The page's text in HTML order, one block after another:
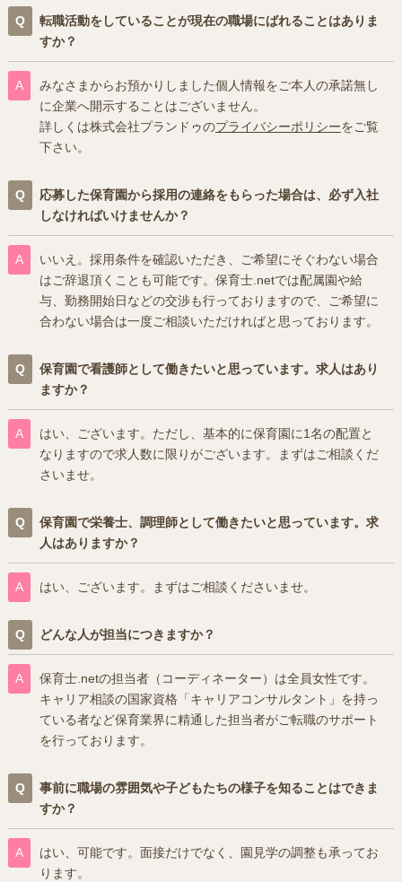
転職活動をしていることが現在の職場にばれることはありま
すか？
みなさまからお預かりしました個人情報をご本人の承諾無し
に企業へ開示することはございません。
詳しくは株式会社プランドゥのプライバシーポリシーをご覧
下さい。
応募した保育園から採用の連絡をもらった場合は、必ず入社
しなければいけませんか？
いいえ。採用条件を確認いただき、ご希望にそぐわない場合
はご辞退頂くことも可能です。保育士.netでは配属園や給
与、勤務開始日などの交渉も行っておりますので、ご希望に
合わない場合は一度ご相談いただければと思っております。
保育園で看護師として働きたいと思っています。求人はあり
ますか？
はい、ございます。ただし、基本的に保育園に1名の配置と
なりますので求人数に限りがございます。まずはご相談くだ
さいませ。
保育園で栄養士、調理師として働きたいと思っています。求
人はありますか？
はい、ございます。まずはご相談くださいませ。
どんな人が担当につきますか？
保育士.netの担当者（コーディネーター）は全員女性です。
キャリア相談の国家資格「キャリアコンサルタント」を持っ
ている者など保育業界に精通した担当者がご転職のサポート
を行っております。
事前に職場の雰囲気や子どもたちの様子を知ることはできま
すか？
はい、可能です。面接だけでなく、園見学の調整も承ってお
ります。